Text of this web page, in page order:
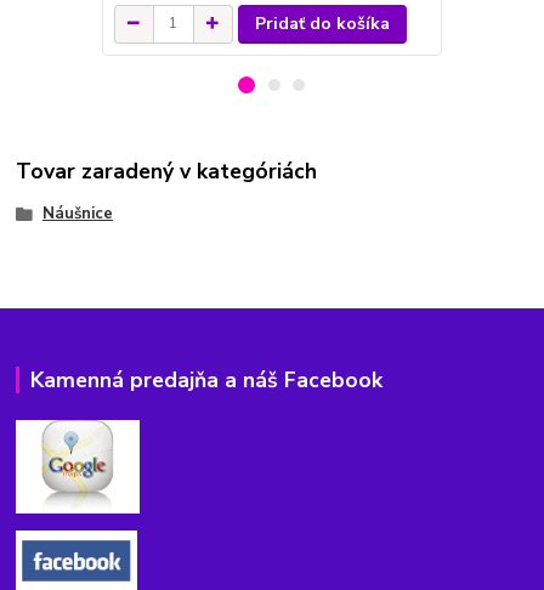
Pridať do košíka
Tovar zaradený v kategóriách
Náušnice
Kamenná predajňa a náš Facebook